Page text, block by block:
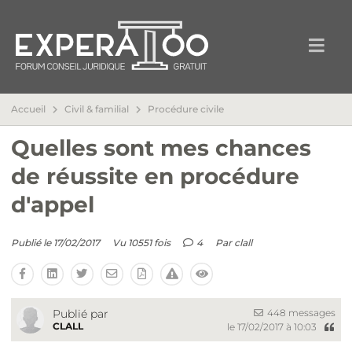
Accueil Civil & familial Procédure civile
Quelles sont mes chances
de réussite en procédure
d'appel
Publié le 17/02/2017 Vu 10551 fois 4 Par clall
Publié par
CLALL
448 messages
le 17/02/2017 à 10:03